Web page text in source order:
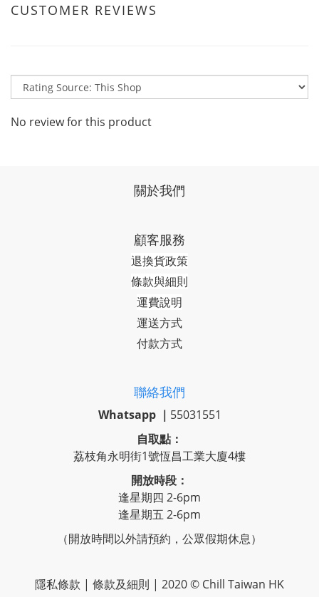
CUSTOMER REVIEWS
No review for this product
關於我們
顧客服務
退換貨政策
條款與細則
運費說明
運送方式
付款方式
聯絡我們
Whatsapp ｜ 55031551
自取點：
荔枝角永明街1號恆昌工業大廈4樓
開放時段：
逢星期四 2-6pm
逢星期五 2-6pm
（開放時間以外請預約，公眾假期休息）
隱私條款 | 條款及細則 | 2020 © Chill Taiwan HK